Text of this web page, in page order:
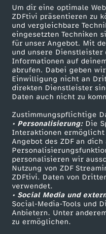
Um dir eine optimale
ZDFtivi präsentieren zu
und vergleichbare
eingesetzten Techniken
für unser Angebot. Mit
und unsere Dienstleister
Informationen auf
abrufen. Dabei geben
Einwilligung nicht an
direkten Dienstleister
Daten auch nicht zu
Zustimmungspflichtige
• Personalisierung:Die
Interaktionen
Angebot des ZDF an dich
personalisieren wir
Nutzung von ZDF
ZDFtivi. Daten von
verwendet.
• Social Media und
Social-Media-Tools und
Anbietern. Unter
zu ermöglichen.
e
i
s
k
l
a
s
s
e
:
Mehr ZDF
ZDF-Apps
Smart TV
ZDFtext
Livestreams
Sendungen A-Z
TV-Programm
ZDF Unternehmen
Karriere